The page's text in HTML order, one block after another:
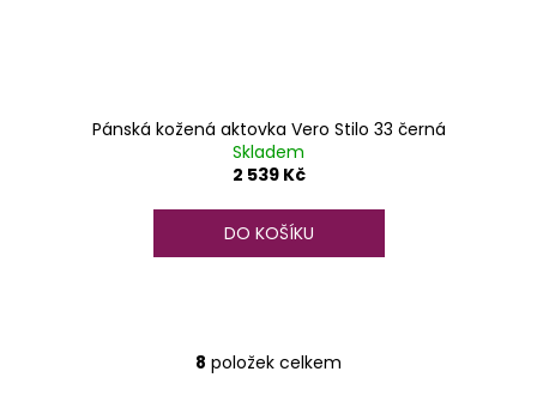
Pánská kožená aktovka Vero Stilo 33 černá
Skladem
2 539 Kč
DO KOŠÍKU
O
8 položek celkem